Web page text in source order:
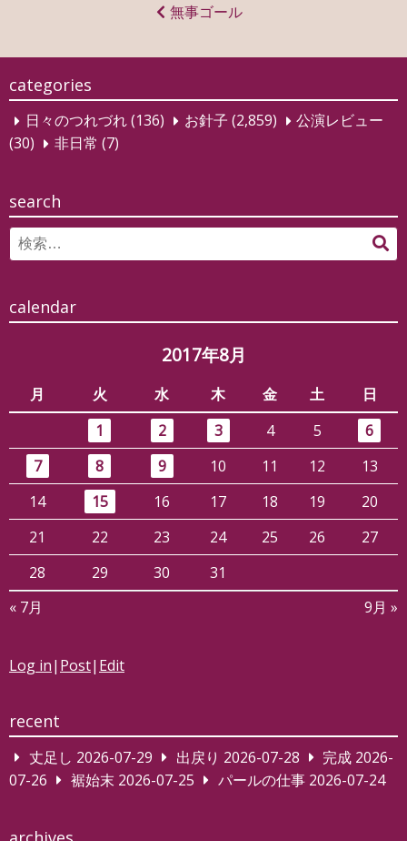
ゲ
ー
シ
ョ
無事ゴール
categories
日々のつれづれ(136) お針子 (2,859)
公演レビュー
(30)
非日常 (7)
search
Search
for:
検
calendar
2017年8月
月 火 水 木 金 土
日
1
2 3 4 5
6
7
8 9 10 11 12
13
14
15 16 17 18 19
20
21
22 23 24 25 26
27
28
29 30
31
« 7月
9月 »
Log in| Post| Edit
recent
丈足し 2026-07-29 出戻り 2026-07-28 完成 2026-
07-26
裾始末 2026-07-25 パールの仕事 2026-07-24